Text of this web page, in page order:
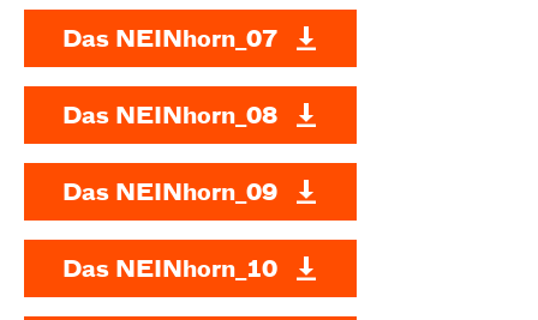
Das NEINhorn_07
Das NEINhorn_08
Das NEINhorn_09
Das NEINhorn_10